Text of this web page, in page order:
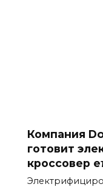
Компания
готовит
кроссовер